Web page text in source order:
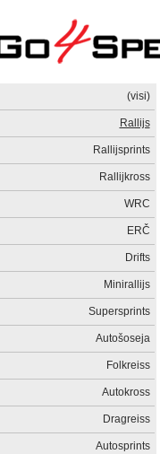
(visi)
Rallijs
Rallijsprints
Rallijkross
WRC
ERČ
Drifts
Minirallijs
Supersprints
Autošoseja
Folkreiss
Autokross
Dragreiss
Autosprints